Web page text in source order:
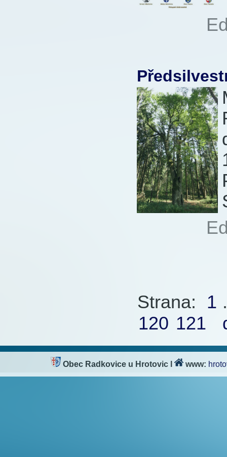
Strana: 1
120 121
Obec Radkovice u Hrotovic www: